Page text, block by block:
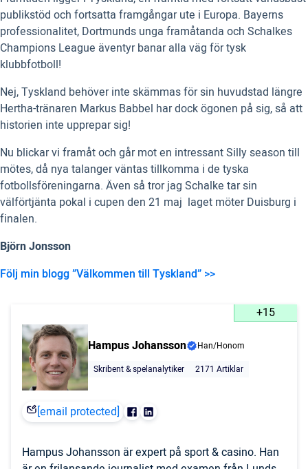
publikstöd och fortsatta framgångar ute i Europa. Bayerns
professionalitet, Dortmunds unga framåtanda och Schalkes
Champions League äventyr banar alla väg för tysk
klubbfotboll!
Nej, Tyskland behöver inte skämmas för sin huvudstad längre 
Hertha-tränaren Markus Babbel har dock ögonen på sig, så att
historien inte upprepar sig!
Nu blickar vi framåt och går mot en intressant Silly season till
mötes, då nya talanger väntas tillkomma i de tyska
fotbollsföreningarna. Även så tror jag Schalke tar sin
välförtjänta pokal i cupen den 21 maj  laget möter Duisburg i
finalen.
Björn Jonsson
Följ min blogg ”Välkommen till Tyskland” >>
+15
Hampus Johansson
Han/Honom
Skribent & spelanalytiker
2171 Artiklar
[email protected]
Hampus Johansson är expert på sport & casino. Han